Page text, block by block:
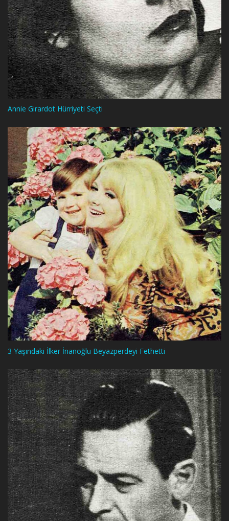
Annie Girardot Hürriyeti Seçti
3 Yaşındaki İlker İnanoğlu Beyazperdeyi Fethetti